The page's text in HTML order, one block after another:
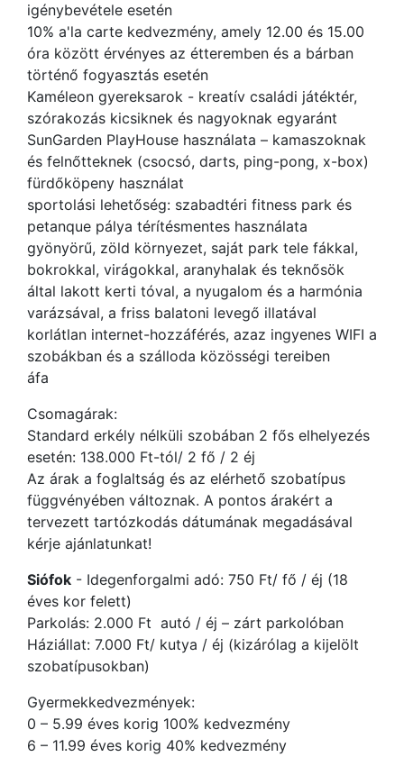
igénybevétele esetén
10% a'la carte kedvezmény, amely 12.00 és 15.00
óra között érvényes az étteremben és a bárban
történő fogyasztás esetén
Kaméleon gyereksarok - kreatív családi játéktér,
szórakozás kicsiknek és nagyoknak egyaránt
SunGarden PlayHouse használata – kamaszoknak
és felnőtteknek (csocsó, darts, ping-pong, x-box)
fürdőköpeny használat
sportolási lehetőség: szabadtéri fitness park és
petanque pálya térítésmentes használata
gyönyörű, zöld környezet, saját park tele fákkal,
bokrokkal, virágokkal, aranyhalak és teknősök
által lakott kerti tóval, a nyugalom és a harmónia
varázsával, a friss balatoni levegő illatával
korlátlan internet-hozzáférés, azaz ingyenes WIFI a
szobákban és a szálloda közösségi tereiben
áfa
Csomagárak:
Standard erkély nélküli szobában 2 fős elhelyezés
esetén: 138.000 Ft-tól/ 2 fő / 2 éj
Az árak a foglaltság és az elérhető szobatípus
függvényében változnak. A pontos árakért a
tervezett tartózkodás dátumának megadásával
kérje ajánlatunkat!
Siófok - Idegenforgalmi adó: 750 Ft/ fő / éj (18
éves kor felett)
Parkolás: 2.000 Ft autó / éj – zárt parkolóban
Háziállat: 7.000 Ft/ kutya / éj (kizárólag a kijelölt
szobatípusokban)
Gyermekkedvezmények:
0 – 5.99 éves korig 100% kedvezmény
6 – 11.99 éves korig 40% kedvezmény